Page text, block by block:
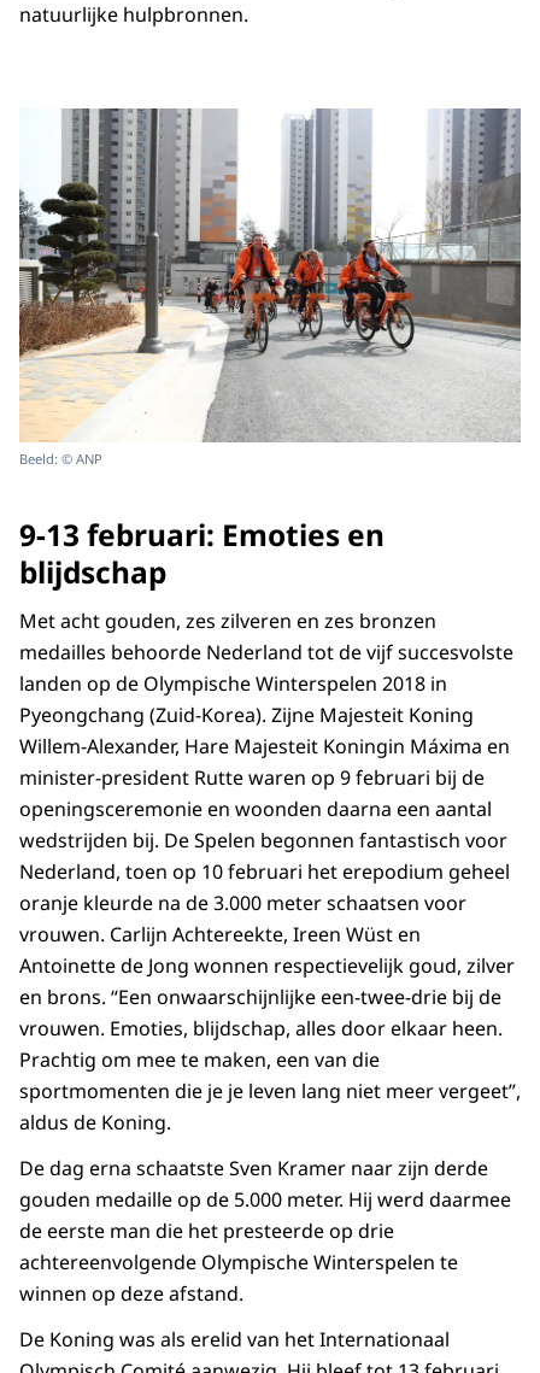
natuurlijke hulpbronnen.
Beeld: © ANP
9-13 februari: Emoties en
blijdschap
Met acht gouden, zes zilveren en zes bronzen
medailles behoorde Nederland tot de vijf succesvolste
landen op de Olympische Winterspelen 2018 in
Pyeongchang (Zuid-Korea). Zijne Majesteit Koning
Willem-Alexander, Hare Majesteit Koningin Máxima en
minister-president Rutte waren op 9 februari bij de
openingsceremonie en woonden daarna een aantal
wedstrijden bij. De Spelen begonnen fantastisch voor
Nederland, toen op 10 februari het erepodium geheel
oranje kleurde na de 3.000 meter schaatsen voor
vrouwen. Carlijn Achtereekte, Ireen Wüst en
Antoinette de Jong wonnen respectievelijk goud, zilver
en brons. “Een onwaarschijnlijke een-twee-drie bij de
vrouwen. Emoties, blijdschap, alles door elkaar heen.
Prachtig om mee te maken, een van die
sportmomenten die je je leven lang niet meer vergeet”,
aldus de Koning.
De dag erna schaatste Sven Kramer naar zijn derde
gouden medaille op de 5.000 meter. Hij werd daarmee
de eerste man die het presteerde op drie
achtereenvolgende Olympische Winterspelen te
winnen op deze afstand.
De Koning was als erelid van het Internationaal